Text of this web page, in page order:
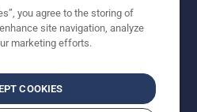
udsalgspriser. Der tages
samt prisændringer. Vi
nøjagtige oplysningerne på
Alle anførte priser er
(inkl. moms), medmindre
you agree to the storing of
site navigation, analyze
marketing efforts.
COOKIES